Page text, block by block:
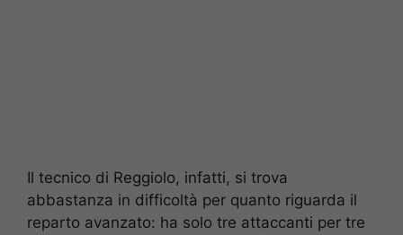
Il tecnico di Reggiolo, infatti, si trova
abbastanza in difficoltà per quanto riguarda il
reparto avanzato: ha solo tre attaccanti per tre